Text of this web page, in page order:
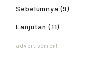
Sebelumnya (9).
Lanjutan (11)
advertisement